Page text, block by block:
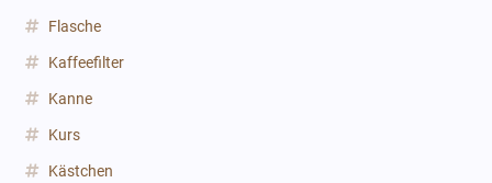
Flasche
Kaffeefilter
Kanne
Kurs
Kästchen